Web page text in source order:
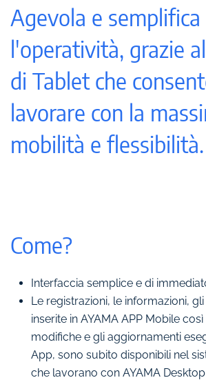
Agevola e semplifica
l'operatività, grazie
di Tablet che
lavorare con la
mobilità e flessibilità.
Come?
Interfaccia semplice e di
Le registrazioni, le informazioni,
inserite in AYAMA APP Mobile
modifiche e gli aggiornamenti
App, sono subito disponibili nel
che lavorano con AYAMA Desktop